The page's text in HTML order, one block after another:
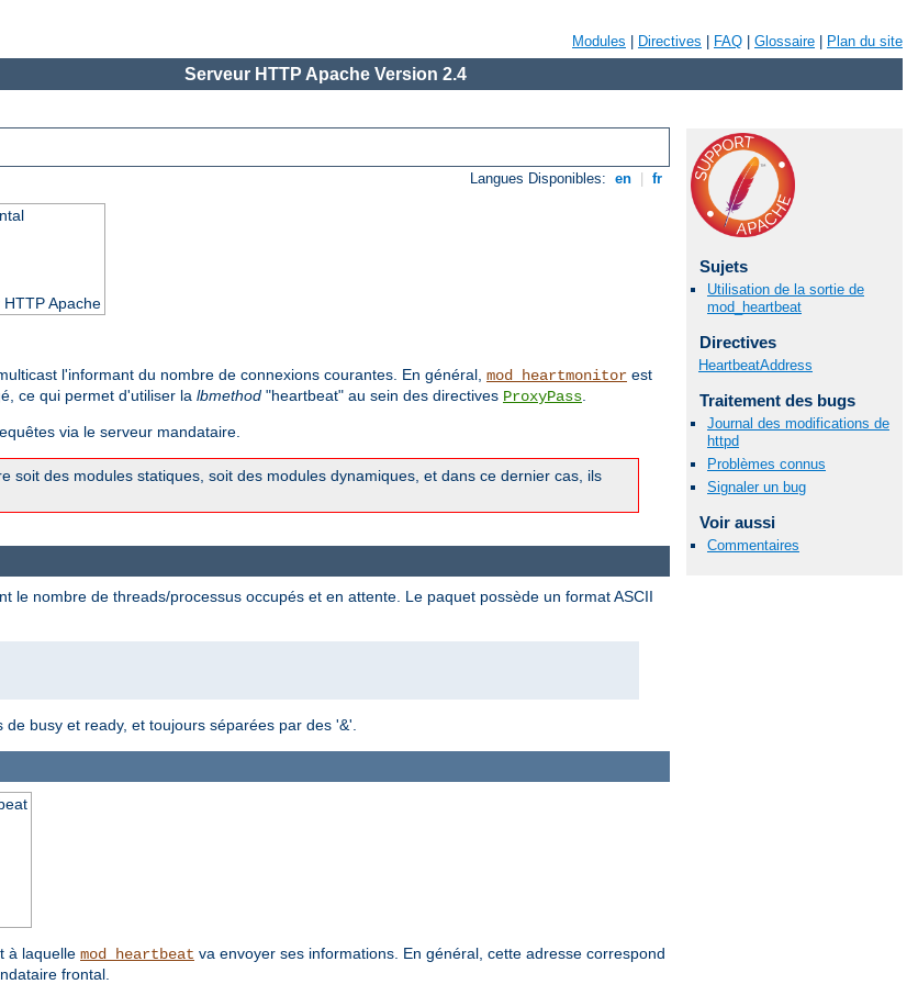
Modules Directives FAQ Glossaire Plan du site
Serveur HTTP Apache Version 2.4
Langues Disponibles: en fr
Apache
l'informant du nombre de connexions courantes. En général, mod_heartmonitor est
ce qui permet d'utiliser la lbmethod "heartbeat" au sein des directives ProxyPass.
via le serveur mandataire.
soit des modules statiques, soit des modules dynamiques, et dans ce dernier cas, ils
Sujets
Utilisation de la sortie de
mod_heartbeat
Directives
HeartbeatAddress
Traitement des bugs
Journal des modifications de
httpd
Problèmes connus
Signaler un bug
Voir aussi
Commentaires
le nombre de threads/processus occupés et en attente. Le paquet possède un format ASCII
busy et ready, et toujours séparées par des '&'.
à laquelle mod_heartbeat va envoyer ses informations. En général, cette adresse correspond
frontal.